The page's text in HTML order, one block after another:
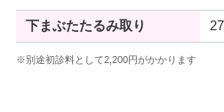
下まぶたたるみ取り
※別途初診料として2,200円がかかります